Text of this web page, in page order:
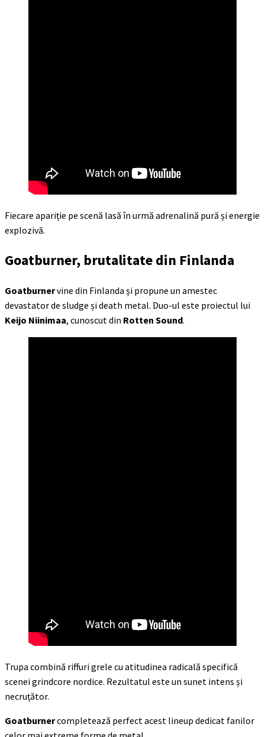
Fiecare apariție pe scenă lasă în urmă adrenalină pură și energie
explozivă.
Goatburner, brutalitate din Finlanda
Goatburnervine din Finlanda și propune un amestec
devastator de sludge și death metal. Duo-ul este proiectul lui
Keijo Niinimaa, cunoscut din Rotten Sound.
Trupa combină riffuri grele cu atitudinea radicală specifică
scenei grindcore nordice. Rezultatul este un sunet intens și
necruțător.
Goatburnercompletează perfect acest lineup dedicat fanilor